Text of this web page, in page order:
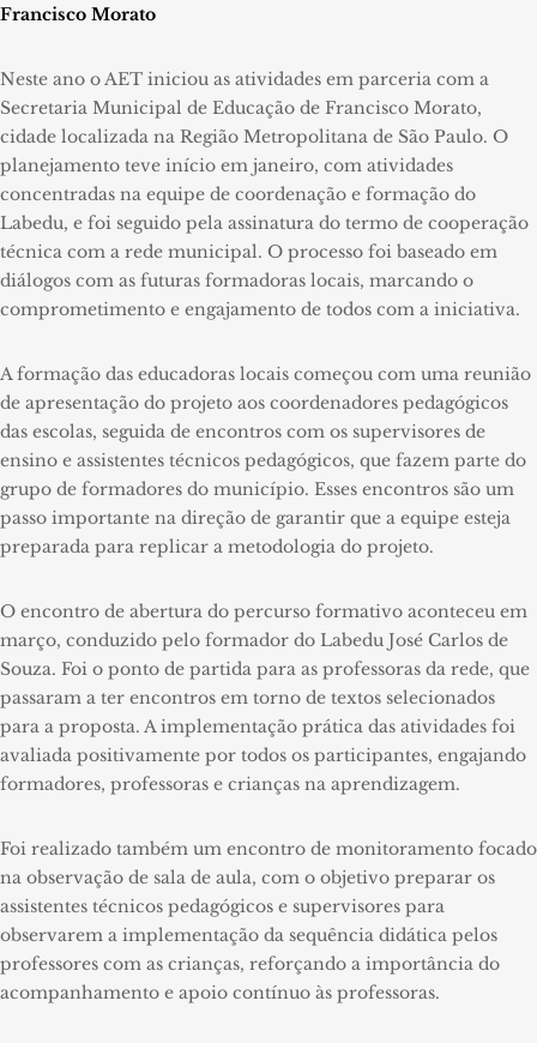
Francisco Morato
Neste ano o AET iniciou as atividades em parceria com a
Secretaria Municipal de Educação de Francisco Morato,
cidade localizada na Região Metropolitana de São Paulo. O
planejamento teve início em janeiro, com atividades
concentradas na equipe de coordenação e formação do
Labedu, e foi seguido pela assinatura do termo de cooperação
técnica com a rede municipal. O processo foi baseado em
diálogos com as futuras formadoras locais, marcando o
comprometimento e engajamento de todos com a iniciativa.
A formação das educadoras locais começou com uma reunião
de apresentação do projeto aos coordenadores pedagógicos
das escolas, seguida de encontros com os supervisores de
ensino e assistentes técnicos pedagógicos, que fazem parte do
grupo de formadores do município. Esses encontros são um
passo importante na direção de garantir que a equipe esteja
preparada para replicar a metodologia do projeto.
O encontro de abertura do percurso formativo aconteceu em
março, conduzido pelo formador do Labedu José Carlos de
Souza. Foi o ponto de partida para as professoras da rede, que
passaram a ter encontros em torno de textos selecionados
para a proposta. A implementação prática das atividades foi
avaliada positivamente por todos os participantes, engajando
formadores, professoras e crianças na aprendizagem.
Foi realizado também um encontro de monitoramento focado
na observação de sala de aula, com o objetivo preparar os
assistentes técnicos pedagógicos e supervisores para
observarem a implementação da sequência didática pelos
professores com as crianças, reforçando a importância do
acompanhamento e apoio contínuo às professoras.